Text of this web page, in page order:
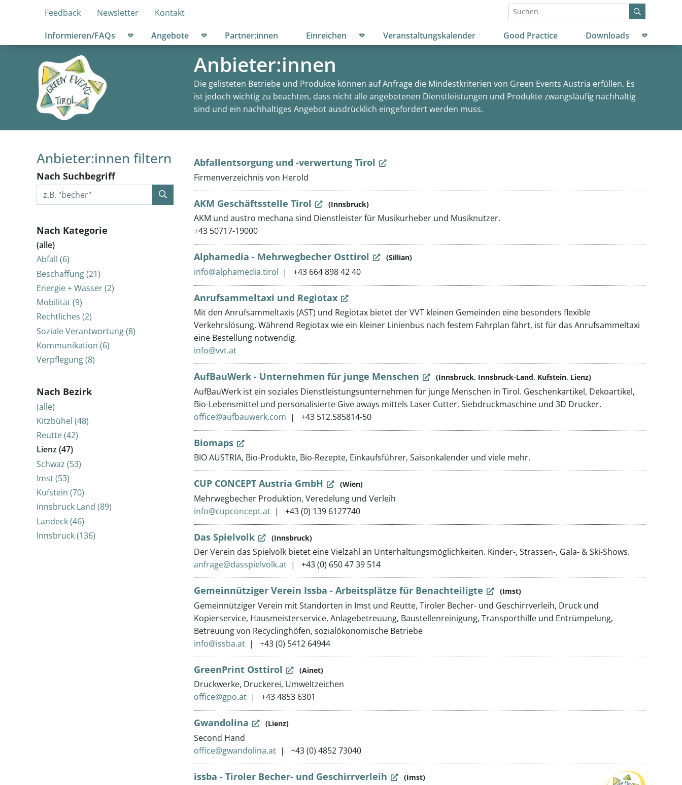
Feedback Newsletter Kontakt
Informieren/FAQs Untermenü öffnen
Angebote Untermenü öffnen
Partner:innen Einreichen Untermenü öffnen
Veranstaltungskalender Good Practice Downloads
Anbieter:innen
Die gelisteten Betriebe und Produkte können auf Anfrage die Mindestkriterien von Green Events Austria erfüllen. Es
ist jedoch wichtig zu beachten, dass nicht alle angebotenen Dienstleistungen und Produkte zwangsläufig nachhaltig
sind und ein nachhaltiges Angebot ausdrücklich eingefordert werden muss.
Anbieter:innen filtern
Nach Suchbegriff
Nach Kategorie
(alle)
Abfall (6)
Beschaffung (21)
Energie + Wasser (2)
Mobilität (9)
Rechtliches (2)
Soziale Verantwortung (8)
Kommunikation (6)
Verpflegung (8)
Nach Bezirk
(alle)
Kitzbühel (48)
Reutte (42)
Lienz (47)
Schwaz (53)
Imst (53)
Kufstein (70)
Innsbruck Land (89)
Landeck (46)
Innsbruck (136)
Abfallentsorgung und -verwertung Tirol
Firmenverzeichnis von Herold
AKM Geschäftsstelle Tirol (Innsbruck)
AKM und austro mechana sind Dienstleister für Musikurheber und Musiknutzer.
+43 50717-19000
Alphamedia - Mehrwegbecher Osttirol (Sillian)
info@alphamedia.tirol +43 664 898 42 40
Anrufsammeltaxi und Regiotax
Mit den Anrufsammeltaxis (AST) und Regiotax bietet der VVT kleinen Gemeinden eine besonders flexible
Verkehrslösung. Während Regiotax wie ein kleiner Linienbus nach festem Fahrplan fährt, ist für das Anrufsammeltaxi
eine Bestellung notwendig.
info@vvt.at
AufBauWerk - Unternehmen für junge Menschen (Innsbruck, Innsbruck-Land, Kufstein, Lienz)
AufBauWerk ist ein soziales Dienstleistungsunternehmen für junge Menschen in Tirol. Geschenkartikel, Dekoartikel,
Bio-Lebensmittel und personalisierte Give aways mittels Laser Cutter, Siebdruckmaschine und 3D Drucker.
office@aufbauwerk.com
+43 512.585814-50
Biomaps
BIO AUSTRIA, Bio-Produkte, Bio-Rezepte, Einkaufsführer, Saisonkalender und viele mehr.
CUP CONCEPT Austria GmbH (Wien)
Mehrwegbecher Produktion, Veredelung und Verleih
info@cupconcept.at
+43 (0) 139 6127740
Das Spielvolk (Innsbruck)
Der Verein das Spielvolk bietet eine Vielzahl an Unterhaltungsmöglichkeiten. Kinder-, Strassen-, Gala- & Ski-Shows.
anfrage@dasspielvolk.at
+43 (0) 650 47 39 514
Gemeinnütziger Verein Issba - Arbeitsplätze für Benachteiligte (Imst)
Gemeinnütziger Verein mit Standorten in Imst und Reutte, Tiroler Becher- und Geschirrverleih, Druck und
Kopierservice, Hausmeisterservice, Anlagebetreuung, Baustellenreinigung, Transporthilfe und Entrümpelung,
Betreuung von Recyclinghöfen, sozialökonomische Betriebe
info@issba.at
+43 (0) 5412 64944
GreenPrint Osttirol (Ainet)
Druckwerke, Druckerei, Umweltzeichen
office@gpo.at
+43 4853 6301
Gwandolina (Lienz)
Second Hand
office@gwandolina.at
+43 (0) 4852 73040
issba - Tiroler Becher- und Geschirrverleih (Imst)